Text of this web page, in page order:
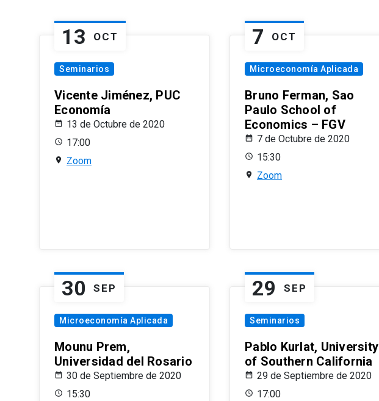
13 OCT
Seminarios
Vicente Jiménez, PUC
Economía
13 de Octubre de 2020
17:00
Zoom
7 OCT
Microeconomía Aplicada
Bruno Ferman, Sao
Paulo School of
Economics – FGV
7 de Octubre de 2020
15:30
Zoom
30 SEP
Microeconomía Aplicada
Mounu Prem,
Universidad del Rosario
30 de Septiembre de 2020
15:30
29 SEP
Seminarios
Pablo Kurlat, University
of Southern California
29 de Septiembre de 2020
17:00